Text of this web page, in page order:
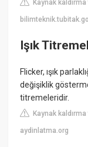
Kaynak
Işık
Flicker, ışık
değişiklik
titremeleridir.
Kaynak
aydinlatma.org